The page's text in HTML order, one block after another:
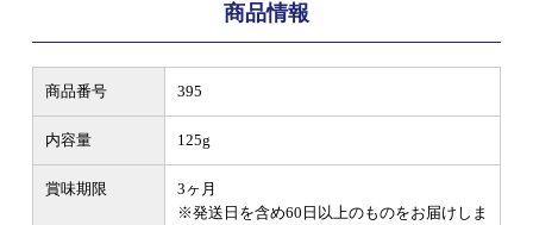
商品情報
商品番号 395
内容量 125g
賞味期限
3ヶ月
※発送日を含め60日以上のものをお届けしま